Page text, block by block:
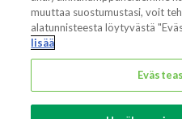
Also of interest
muuttaa suostumustasi, voit
alatunnisteesta löytyvästä
lisää